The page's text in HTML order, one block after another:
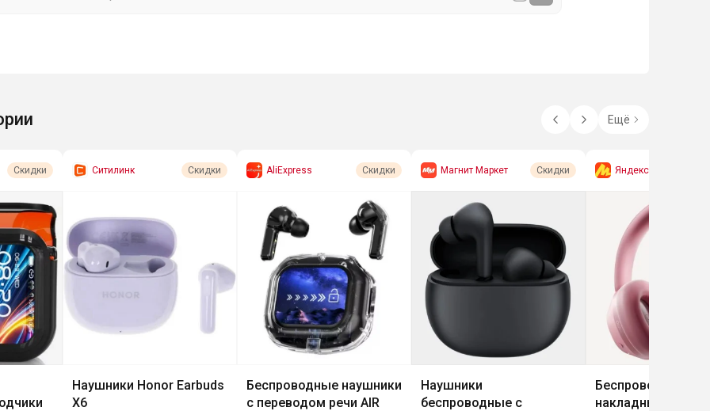
Ещё
Скидки Ситилинк Скидки
Наушники Honor Earbuds
X6
AliExpress Скидки
Беспроводные наушники
с переводом речи AIR
Магнит Маркет Скидки
Наушники
беспроводные с
Яндекс Маркет
Беспроводные
накладные